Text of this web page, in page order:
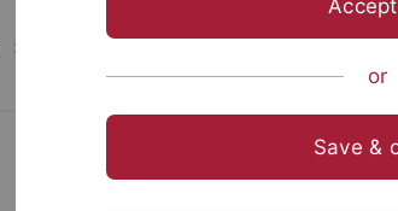
Forschungen im
or
Save &